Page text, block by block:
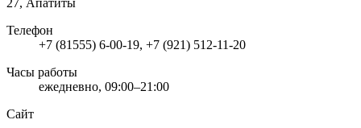
Телефон
+7 (81555) 6-00-19, +7 (921) 512-11-20
Часы работы
ежедневно, 09:00–21:00
Сайт